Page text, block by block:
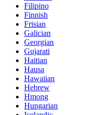
Filipino
Finnish
Frisian
Galician
Georgian
Gujarati
Haitian
Hausa
Hawaiian
Hebrew
Hmong
Hungarian